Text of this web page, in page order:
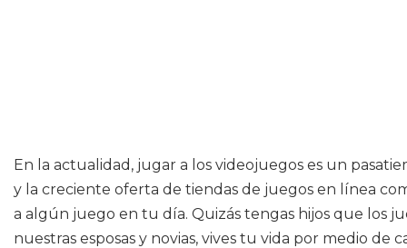
En la actualidad, jugar a los videojuegos es un
y la creciente oferta de tiendas de juegos en línea
a algún juego en tu día. Quizás tengas hijos que los
nuestras esposas y novias, vives tu vida por medio de